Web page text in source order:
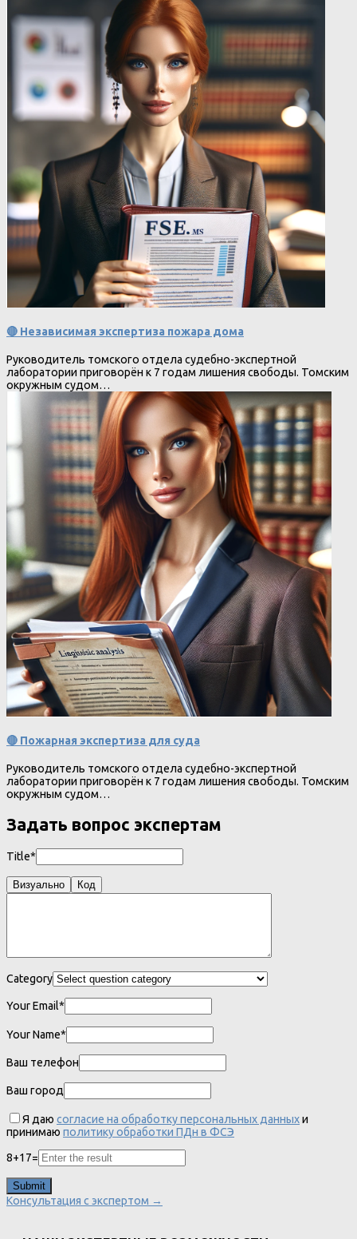
🔴 Независимая экспертиза пожара дома
Руководитель томского отдела судебно-экспертной
лаборатории приговорён к 7 годам лишения свободы. Томским
окружным судом…
🔴 Пожарная экспертиза для суда
Руководитель томского отдела судебно-экспертной
лаборатории приговорён к 7 годам лишения свободы. Томским
окружным судом…
Задать вопрос экспертам
Title*
Визуально Код
Category
Your Email*
Your Name*
Ваш телефон
Ваш город
Я даю согласие на обработку персональных данныхи
принимаю политику обработки ПДн в ФСЭ
8+17=
Консультация с экспертом →